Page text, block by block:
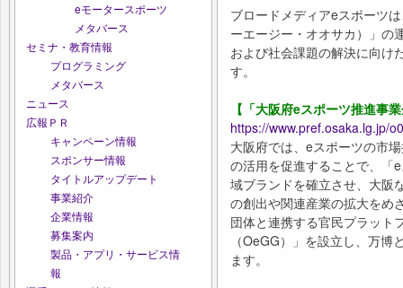
eモータースポーツ
メタバース
セミナ・教育情報
プログラミング
メタバース
ニュース
広報ＰＲ
キャンペーン情報
スポンサー情報
タイトルアップデート
事業紹介
企業情報
募集案内
製品・アプリ・サービス情
報
ブロードメディアeスポーツ
ーエージー・オオサカ）」の
および社会課題の解決に向け
す。
【「大阪府eスポーツ推進事
https://www.pref.osaka.lg.jp/
大阪府では、eスポーツの市
の活用を促進することで、「
域ブランドを確立させ、大阪
の創出や関連産業の拡大をめ
団体と連携する官民プラット
（OeGG）」を設立し、万
ます。